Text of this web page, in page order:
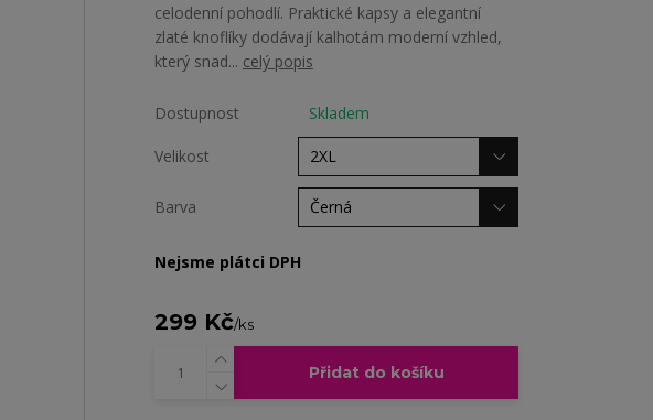
celodenní pohodlí. Praktické kapsy a elegantní
zlaté knoflíky dodávají kalhotám moderní vzhled,
který snad... celý popis
Dostupnost Skladem
Velikost
Barva
Nejsme plátci DPH
299 Kč/ks
Přidat do košíku